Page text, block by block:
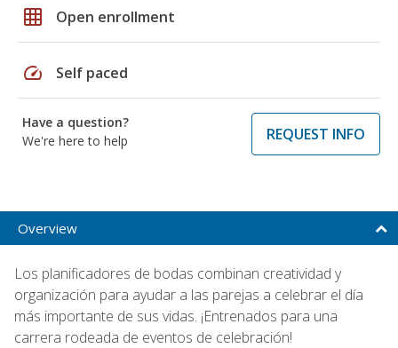
grid_on Open enrollment
speed Self paced
Have a question?
We're here to help
REQUEST INFO
Overview
Los planificadores de bodas combinan creatividad y
organización para ayudar a las parejas a celebrar el día
más importante de sus vidas. ¡Entrenados para una
carrera rodeada de eventos de celebración!